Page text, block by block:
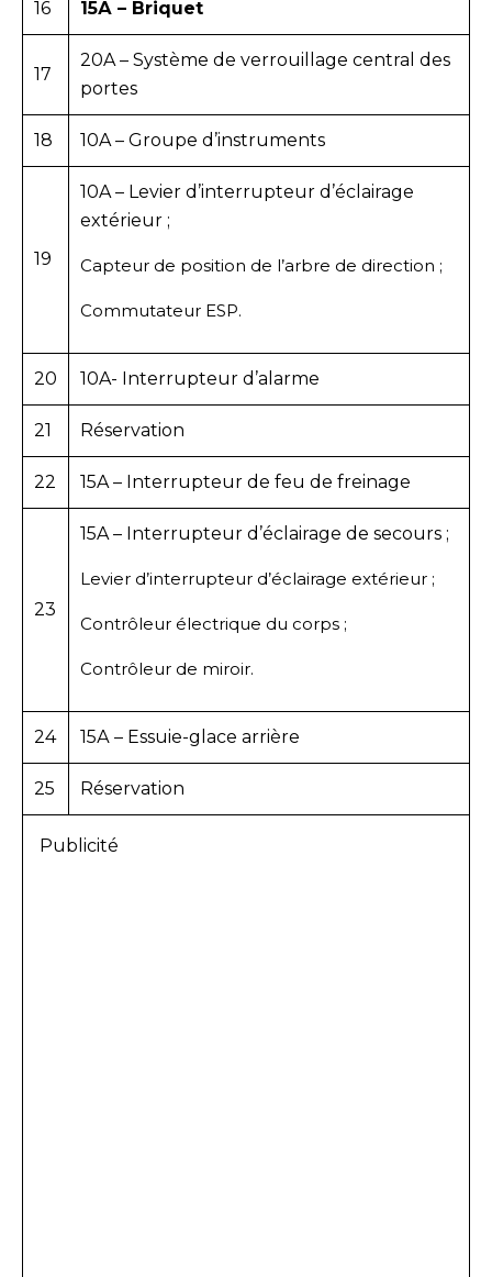
16 15А – Briquet
17
20A – Système de verrouillage central des
portes
18 10A – Groupe d’instruments
19
10A – Levier d’interrupteur d’éclairage
extérieur ;
Capteur de position de l’arbre de direction ;
Commutateur ESP.
20 10A- Interrupteur d’alarme
21 Réservation
22 15A – Interrupteur de feu de freinage
23
15A – Interrupteur d’éclairage de secours ;
Levier d’interrupteur d’éclairage extérieur ;
Contrôleur électrique du corps ;
Contrôleur de miroir.
24 15А – Essuie-glace arrière
25 Réservation
Publicité